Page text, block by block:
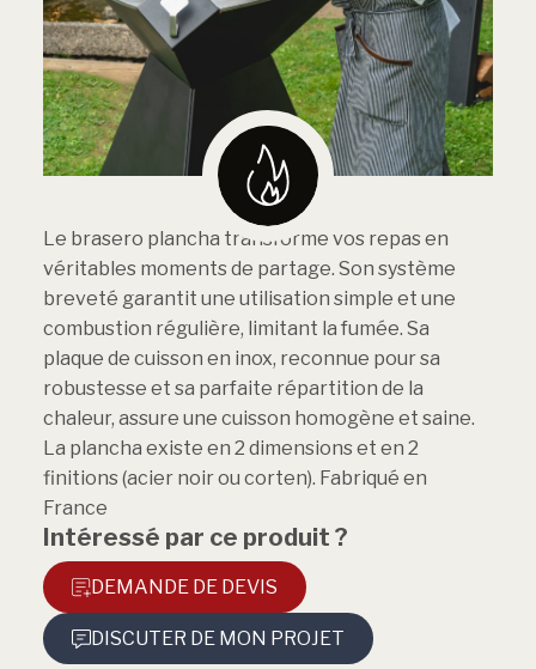
Le brasero plancha transforme vos repas en
véritables moments de partage. Son système
breveté garantit une utilisation simple et une
combustion régulière, limitant la fumée. Sa
plaque de cuisson en inox, reconnue pour sa
robustesse et sa parfaite répartition de la
chaleur, assure une cuisson homogène et saine.
La plancha existe en 2 dimensions et en 2
finitions (acier noir ou corten). Fabriqué en
France
Intéressé par ce produit ?
DEMANDE DE DEVIS
DISCUTER DE MON PROJET